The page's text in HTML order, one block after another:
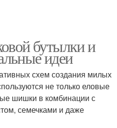
бутылки и
идеи
схем создания милых
не только еловые
шишки в комбинации с
семечками и даже